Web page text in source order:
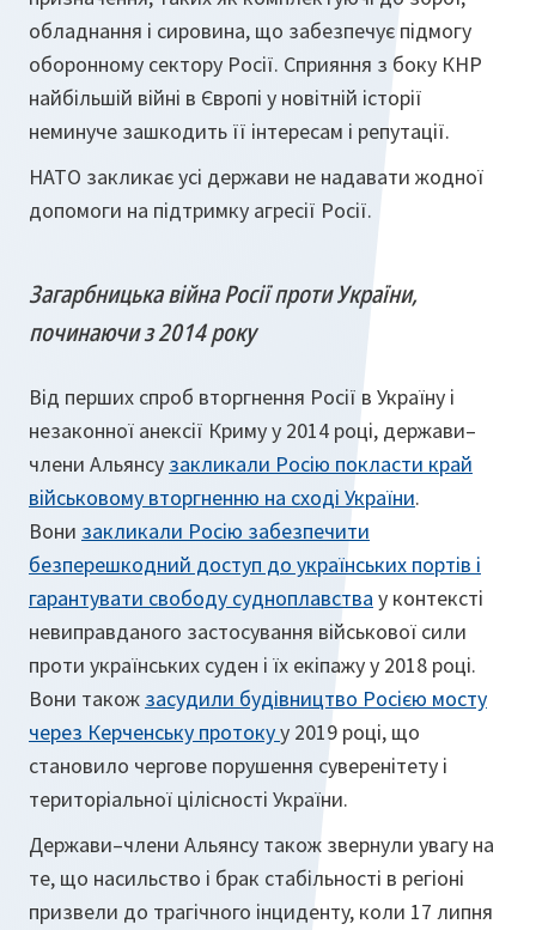
обладнання і сировина, що забезпечує підмогу
оборонному сектору Росії. Сприяння з боку КНР
найбільшій війні в Європі у новітній історії
неминуче зашкодить її інтересам і репутації.
НАТО закликає усі держави не надавати жодної
допомоги на підтримку агресії Росії.
Загарбницька війна Росії проти України,
починаючи з 2014 року
Від перших спроб вторгнення Росії в Україну і
незаконної анексії Криму у 2014 році, держави–
члени Альянсу закликали Росію покласти край
військовому вторгненню на сході України.
Вони закликали Росію забезпечити
безперешкодний доступ до українських портів і
гарантувати свободу судноплавства у контексті
невиправданого застосування військової сили
проти українських суден і їх екіпажу у 2018 році.
Вони також засудили будівництво Росією мосту
через Керченську протокуу 2019 році, що
становило чергове порушення суверенітету і
територіальної цілісності України.
Держави–члени Альянсу також звернули увагу на
те, що насильство і брак стабільності в регіоні
призвели до трагічного інциденту, коли 17 липня